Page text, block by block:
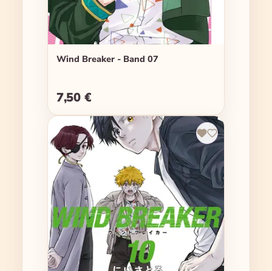
Wind Breaker - Band 07
Regulärer Preis:
7,50 €